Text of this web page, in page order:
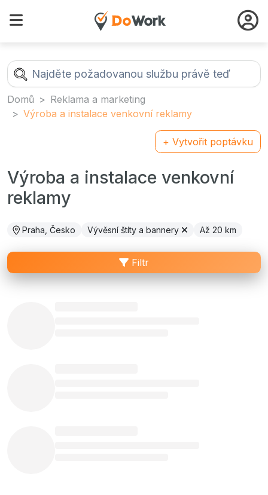
Domů
Reklama a marketing
Výroba a instalace venkovní reklamy
+ Vytvořit poptávku
Výroba a instalace venkovní
reklamy
Praha, Česko Vývěsní štíty a bannery Až 20 km
Filtr